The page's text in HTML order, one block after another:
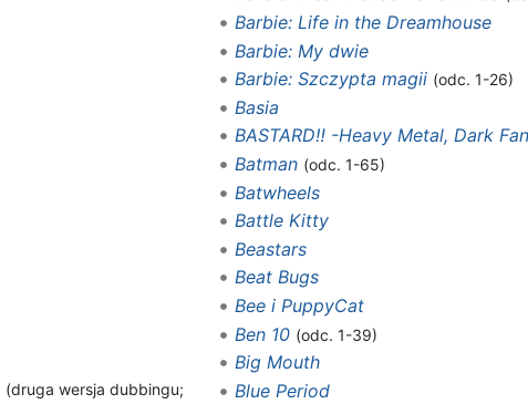
(druga wersja dubbingu;
Barbie: Life in the Dreamhouse
Barbie: My dwie
Barbie: Szczypta magii (odc. 1-26)
Basia
BASTARD‼ -Heavy Metal, Dark
Batman (odc. 1-65)
Batwheels
Battle Kitty
Beastars
Beat Bugs
Bee i PuppyCat
Ben 10 (odc. 1-39)
Big Mouth
Blue Period